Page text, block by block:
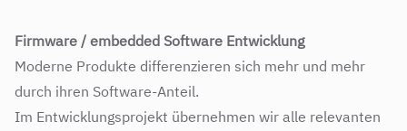
Firmware / embedded Software Entwicklung
Moderne Produkte differenzieren sich mehr und mehr
durch ihren Software-Anteil.
Im Entwicklungsprojekt übernehmen wir alle relevanten